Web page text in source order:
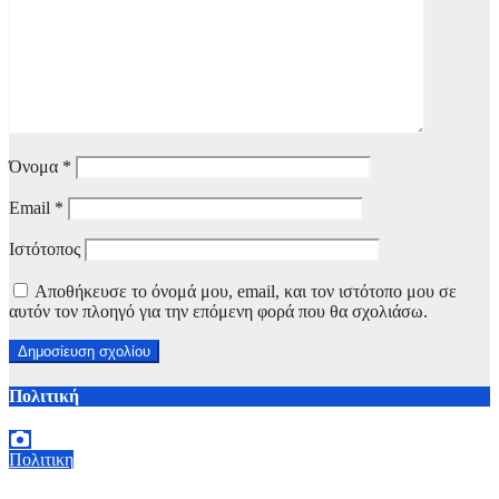
Όνομα *
Email *
Ιστότοπος
Αποθήκευσε το όνομά μου, email, και τον ιστότοπο μου σε
αυτόν τον πλοηγό για την επόμενη φορά που θα σχολιάσω.
Πολιτική
Πολιτικη